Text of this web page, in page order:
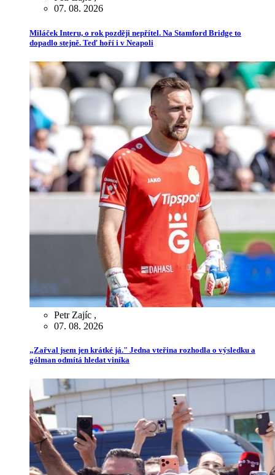
07. 08. 2026
Miláček Interu, o rok později nepřítel. Na Stamford Bridge to
dopadlo stejně. Teď hoří i v Neapoli
Petr Zajíc ,
07. 08. 2026
„Zařval jsem jen krátké já." Jedna vteřina rozhodla o výsledku a
gólman odmítá hledat viníka